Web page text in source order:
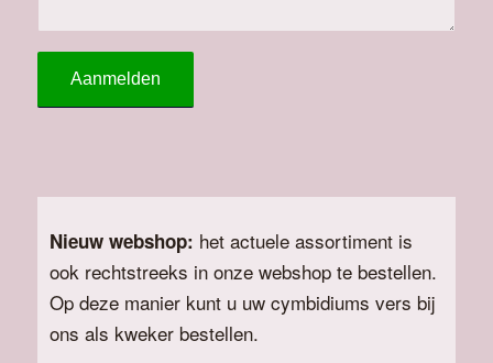
Nieuw webshop: het actuele assortiment is
ook rechtstreeks in onze webshop te bestellen.
Op deze manier kunt u uw cymbidiums vers bij
ons als kweker bestellen.